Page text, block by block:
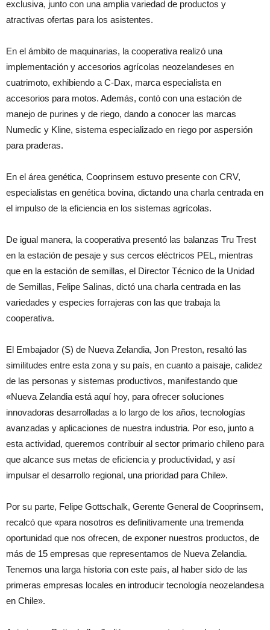
exclusiva, junto con una amplia variedad de productos y
atractivas ofertas para los asistentes.
En el ámbito de maquinarias, la cooperativa realizó una
implementación y accesorios agrícolas neozelandeses en
cuatrimoto, exhibiendo a C-Dax, marca especialista en
accesorios para motos. Además, contó con una estación de
manejo de purines y de riego, dando a conocer las marcas
Numedic y Kline, sistema especializado en riego por aspersión
para praderas.
En el área genética, Cooprinsem estuvo presente con CRV,
especialistas en genética bovina, dictando una charla centrada en
el impulso de la eficiencia en los sistemas agrícolas.
De igual manera, la cooperativa presentó las balanzas Tru Trest
en la estación de pesaje y sus cercos eléctricos PEL, mientras
que en la estación de semillas, el Director Técnico de la Unidad
de Semillas, Felipe Salinas, dictó una charla centrada en las
variedades y especies forrajeras con las que trabaja la
cooperativa.
El Embajador (S) de Nueva Zelandia, Jon Preston, resaltó las
similitudes entre esta zona y su país, en cuanto a paisaje, calidez
de las personas y sistemas productivos, manifestando que
«Nueva Zelandia está aquí hoy, para ofrecer soluciones
innovadoras desarrolladas a lo largo de los años, tecnologías
avanzadas y aplicaciones de nuestra industria. Por eso, junto a
esta actividad, queremos contribuir al sector primario chileno para
que alcance sus metas de eficiencia y productividad, y así
impulsar el desarrollo regional, una prioridad para Chile».
Por su parte, Felipe Gottschalk, Gerente General de Cooprinsem,
recalcó que «para nosotros es definitivamente una tremenda
oportunidad que nos ofrecen, de exponer nuestros productos, de
más de 15 empresas que representamos de Nueva Zelandia.
Tenemos una larga historia con este país, al haber sido de las
primeras empresas locales en introducir tecnología neozelandesa
en Chile».